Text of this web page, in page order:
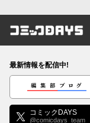
コミック
最新情報を配信中!
編集部ブログ
コミックDAYS
@comicdays_team